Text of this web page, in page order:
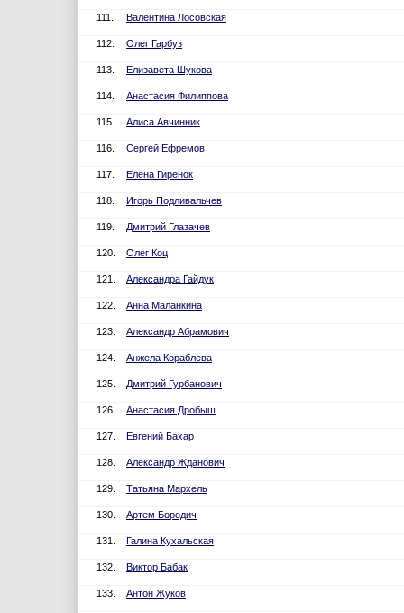
111. Валентина Лосовская
112. Олег Гарбуз
113. Елизавета Шукова
114. Анастасия Филиппова
115. Алиса Авчинник
116. Сергей Ефремов
117. Елена Гиренок
118. Игорь Подливальчев
119. Дмитрий Глазачев
120. Олег Коц
121. Александра Гайдук
122. Анна Маланкина
123. Александр Абрамович
124. Анжела Кораблева
125. Дмитрий Гурбанович
126. Анастасия Дробыш
127. Евгений Бахар
128. Александр Жданович
129. Татьяна Мархель
130. Артем Бородич
131. Галина Кухальская
132. Виктор Бабак
133. Антон Жуков